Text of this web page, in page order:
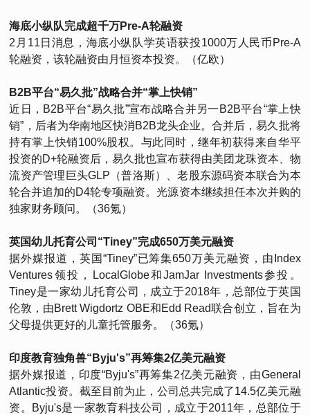
海底小纵队完成超千万Pre-A轮融资
2月11日消息，海底小纵队学英语获投1000万人民币Pre-A
轮融资，该轮融资由月恒资本投资。（亿欧）
B2B平台“易久批”战略合并“掌上快销”
近日，B2B平台“易久批”宣布战略合并另一B2B平台“掌上快
销”，后者为华南地区快消B2B龙头企业。合并后，易久批将
持有掌上快销100%股权。与此同时，继年初获得来自华平
投资的D+轮融资后，易久批也宣布获得由美团龙珠资本、物
流资产管理巨头GLP（普洛斯）、老股东源码资本联合为本
轮合并追加的D4轮专项融资。光源资本继续担任本次并购的
独家财务顾问。（36氪）
英国幼儿托育公司“Tiney”完成650万美元融资
据外媒报道，英国“Tiney”已筹集650万美元融资，由Index
Ventures领投，LocalGlobe和JamJar Investments参投。
Tiney是一家幼儿托育公司，成立于2018年，总部位于英国
伦敦，由Brett Wigdortz OBE和Edd Read联合创立，旨在为
父母提供更好的儿童托管服务。（36氪）
印度教育独角兽“Byju's”再筹集2亿美元融资
据外媒报道，印度“Byju's”再筹集2亿美元融资，由General
Atlantic投资。截至目前为止，公司总共完成了14.5亿美元融
资。Byju's是一家教育科技公司，成立于2011年，总部位于